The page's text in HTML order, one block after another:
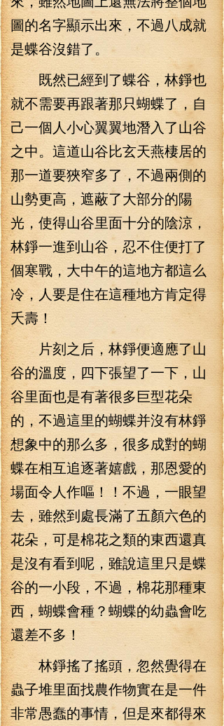
圖的名字顯示出來，不過八成就
是蝶谷沒錯了。
既然已經到了蝶谷，林錚也
就不需要再跟著那只蝴蝶了，自
己一個人小心翼翼地潛入了山谷
之中。這道山谷比玄天燕棲居的
那一道要狹窄多了，不過兩側的
山勢更高，遮蔽了大部分的陽
光，使得山谷里面十分的陰涼，
林錚一進到山谷，忍不住便打了
個寒戰，大中午的這地方都這么
冷，人要是住在這種地方肯定得
夭壽！
片刻之后，林錚便適應了山
谷的溫度，四下張望了一下，山
谷里面也是有著很多巨型花朵
的，不過這里的蝴蝶并沒有林錚
想象中的那么多，很多成對的蝴
蝶在相互追逐著嬉戲，那恩愛的
場面令人作嘔！！不過，一眼望
去，雖然到處長滿了五顏六色的
花朵，可是棉花之類的東西還真
是沒有看到呢，雖說這里只是蝶
谷的一小段，不過，棉花那種東
西，蝴蝶會種？蝴蝶的幼蟲會吃
還差不多！
林錚搖了搖頭，忽然覺得在
蟲子堆里面找農作物實在是一件
非常愚蠢的事情，但是來都得來